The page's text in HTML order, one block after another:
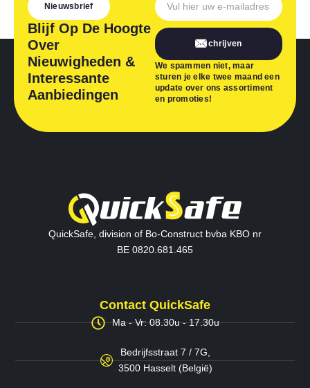
Nieuwsbrief
Blijf Op De Hoogte
Over
Nieuwigheden &
Interessante
Aanbiedingen
Inschrijven
We spammen niet, maar
sturen je elke twee maand een
update over ons assortiment
en promoties!
QuickSafe, division of Bo-Construct bvba KBO nr
BE 0820.681.465
Contact QuickSafe
Ma - Vr: 08.30u - 17.30u
Bedrijfsstraat 7 / 7G,
3500 Hasselt (België)